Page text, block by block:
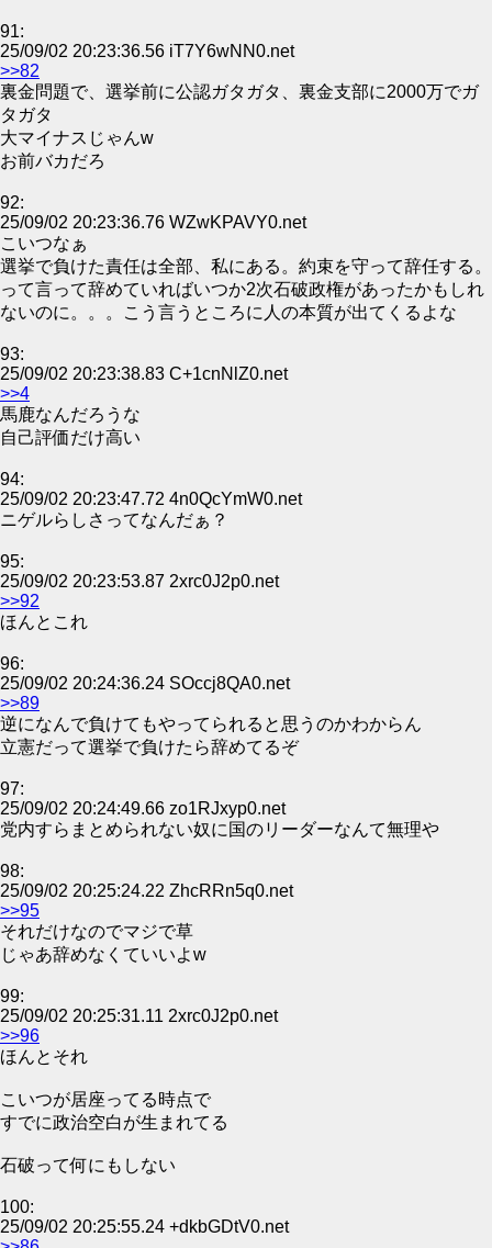
91:
25/09/02 20:23:36.56 iT7Y6wNN0.net
>>82
裏金問題で、選挙前に公認ガタガタ、裏金支部に2000万でガ
タガタ
大マイナスじゃんw
お前バカだろ
92:
25/09/02 20:23:36.76 WZwKPAVY0.net
こいつなぁ
選挙で負けた責任は全部、私にある。約束を守って辞任する。
って言って辞めていればいつか2次石破政権があったかもしれ
ないのに。。。こう言うところに人の本質が出てくるよな
93:
25/09/02 20:23:38.83 C+1cnNlZ0.net
>>4
馬鹿なんだろうな
自己評価だけ高い
94:
25/09/02 20:23:47.72 4n0QcYmW0.net
ニゲルらしさってなんだぁ？
95:
25/09/02 20:23:53.87 2xrc0J2p0.net
>>92
ほんとこれ
96:
25/09/02 20:24:36.24 SOccj8QA0.net
>>89
逆になんで負けてもやってられると思うのかわからん
立憲だって選挙で負けたら辞めてるぞ
97:
25/09/02 20:24:49.66 zo1RJxyp0.net
党内すらまとめられない奴に国のリーダーなんて無理や
98:
25/09/02 20:25:24.22 ZhcRRn5q0.net
>>95
それだけなのでマジで草
じゃあ辞めなくていいよw
99:
25/09/02 20:25:31.11 2xrc0J2p0.net
>>96
ほんとそれ
こいつが居座ってる時点で
すでに政治空白が生まれてる
石破って何にもしない
100:
25/09/02 20:25:55.24 +dkbGDtV0.net